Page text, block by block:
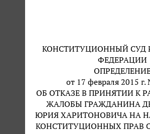
КОНСТИТУЦИОННЫЙ СУД
ФЕДЕРАЦИИ
от 17 февраля 2015 г.
ОБ ОТКАЗЕ В ПРИНЯТИИ К
ЖАЛОБЫ ГРАЖДАНИНА
ЮРИЯ ХАРИТОНОВИЧА НА
КОНСТИТУЦИОННЫХ ПРАВ